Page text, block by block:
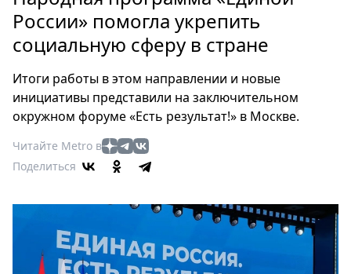
Мир
Здоровье
Туризм
Мода
Театр
Кино
Афиша
Пресс-
релизы
России» помогла укрепить
социальную сферу в стране
Итоги работы в этом направлении и новые
инициативы представили на заключительном
окружном форуме «Есть результат!» в Москве.
Читайте Metro в
Поделиться